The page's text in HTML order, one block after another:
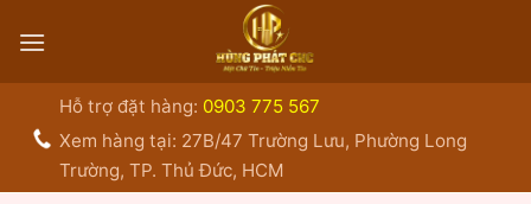
qua
Hỗ trợ đặt hàng: 0903 775 567
Xem hàng tại: 27B/47 Trường Lưu, Phường Long
Trường, TP. Thủ Đức, HCM